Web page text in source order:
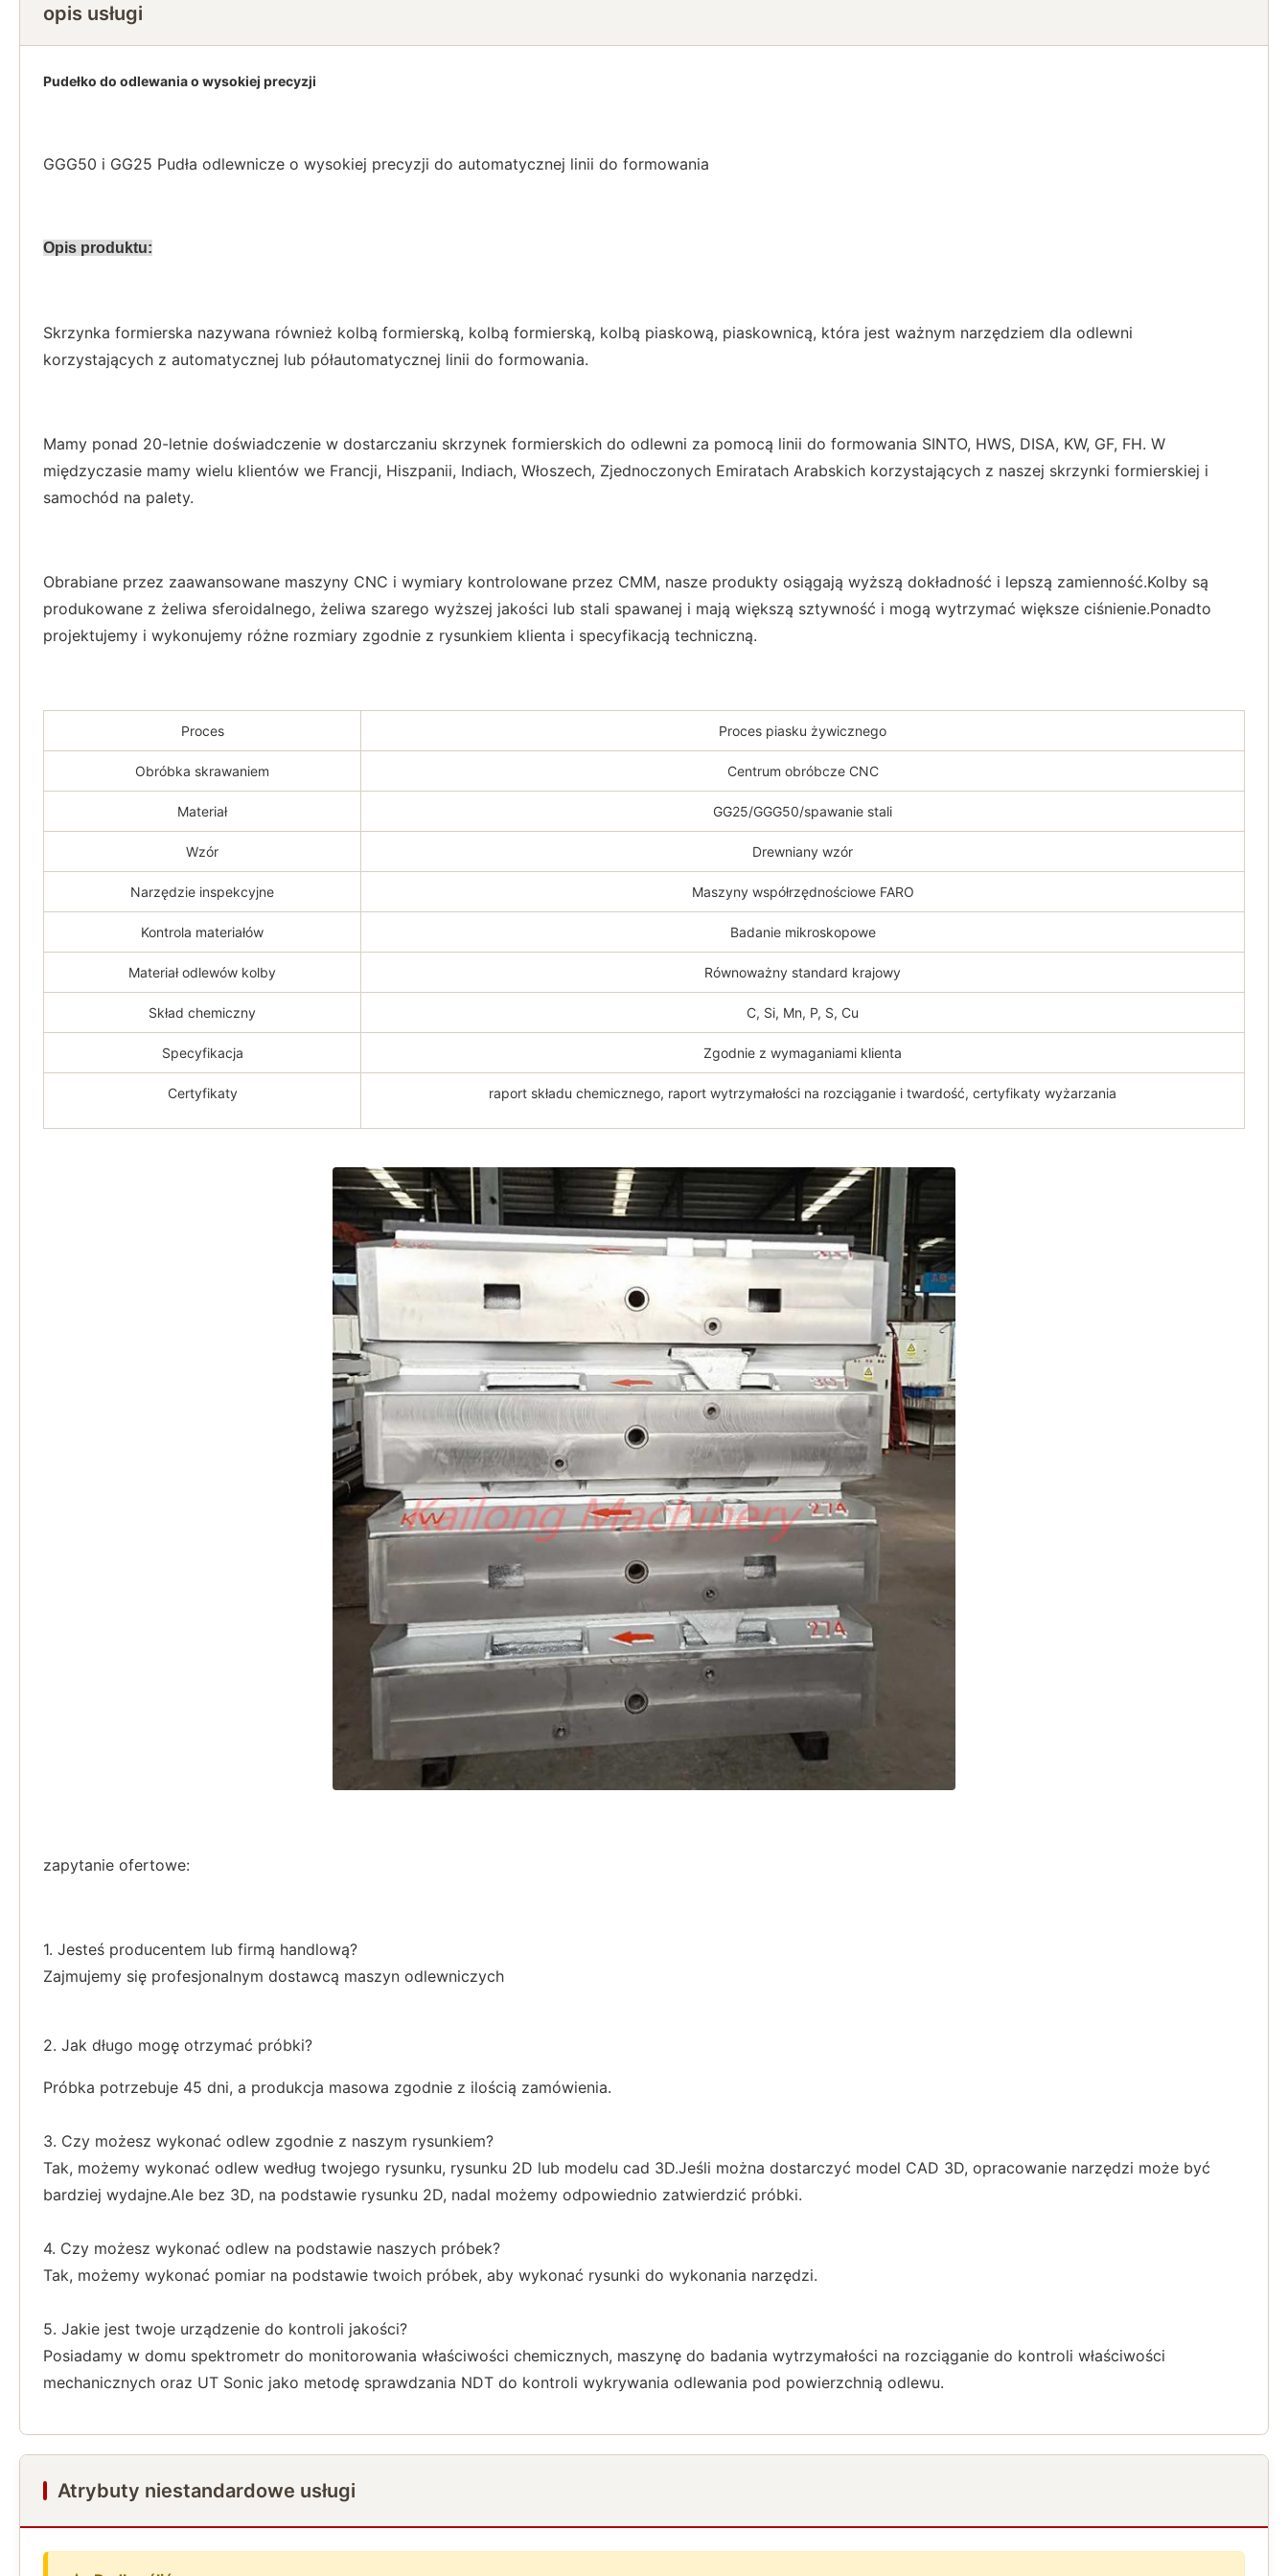
opis usługi
Pudełko do odlewania o wysokiej precyzji
GGG50 i GG25 Pudła odlewnicze o wysokiej precyzji do automatycznej linii do formowania
Opis produktu:
Skrzynka formierska nazywana również kolbą formierską, kolbą formierską, kolbą piaskową, piaskownicą, która jest ważnym narzędziem dla odlewni
korzystających z automatycznej lub półautomatycznej linii do formowania.
Mamy ponad 20-letnie doświadczenie w dostarczaniu skrzynek formierskich do odlewni za pomocą linii do formowania SINTO, HWS, DISA, KW, GF, FH. W
międzyczasie mamy wielu klientów we Francji, Hiszpanii, Indiach, Włoszech, Zjednoczonych Emiratach Arabskich korzystających z naszej skrzynki formierskiej i
samochód na palety.
Obrabiane przez zaawansowane maszyny CNC i wymiary kontrolowane przez CMM, nasze produkty osiągają wyższą dokładność i lepszą zamienność.Kolby są
produkowane z żeliwa sferoidalnego, żeliwa szarego wyższej jakości lub stali spawanej i mają większą sztywność i mogą wytrzymać większe ciśnienie.Ponadto
projektujemy i wykonujemy różne rozmiary zgodnie z rysunkiem klienta i specyfikacją techniczną.
Proces Proces piasku żywicznego
Obróbka skrawaniem Centrum obróbcze CNC
Materiał GG25/GGG50/spawanie stali
Wzór Drewniany wzór
Narzędzie inspekcyjne Maszyny współrzędnościowe FARO
Kontrola materiałów Badanie mikroskopowe
Materiał odlewów kolby Równoważny standard krajowy
Skład chemiczny C, Si, Mn, P, S, Cu
Specyfikacja Zgodnie z wymaganiami klienta
Certyfikaty raport składu chemicznego, raport wytrzymałości na rozciąganie i twardość, certyfikaty wyżarzania
zapytanie ofertowe:
1. Jesteś producentem lub firmą handlową?
Zajmujemy się profesjonalnym dostawcą maszyn odlewniczych
2. Jak długo mogę otrzymać próbki?
Próbka potrzebuje 45 dni, a produkcja masowa zgodnie z ilością zamówienia.
3. Czy możesz wykonać odlew zgodnie z naszym rysunkiem?
Tak, możemy wykonać odlew według twojego rysunku, rysunku 2D lub modelu cad 3D.Jeśli można dostarczyć model CAD 3D, opracowanie narzędzi może być
bardziej wydajne.Ale bez 3D, na podstawie rysunku 2D, nadal możemy odpowiednio zatwierdzić próbki.
4. Czy możesz wykonać odlew na podstawie naszych próbek?
Tak, możemy wykonać pomiar na podstawie twoich próbek, aby wykonać rysunki do wykonania narzędzi.
5. Jakie jest twoje urządzenie do kontroli jakości?
Posiadamy w domu spektrometr do monitorowania właściwości chemicznych, maszynę do badania wytrzymałości na rozciąganie do kontroli właściwości
mechanicznych oraz UT Sonic jako metodę sprawdzania NDT do kontroli wykrywania odlewania pod powierzchnią odlewu.
Atrybuty niestandardowe usługi